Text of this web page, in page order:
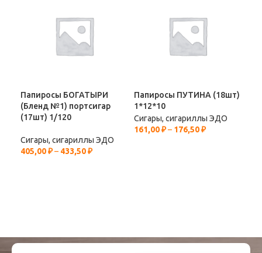
Папиросы БОГАТЫРИ
(Бленд №1) портсигар
(17шт) 1/120
Сигары, сигариллы ЭДО
405,00₽– 433,50₽
Папиросы ПУТИНА (18шт)
1*12*10
Сигары, сигариллы ЭДО
161,00₽– 176,50₽